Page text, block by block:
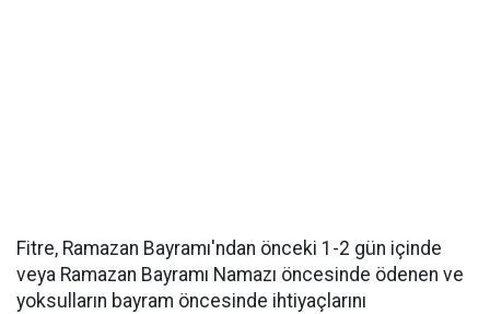
Fitre, Ramazan Bayramı'ndan önceki 1-2 gün içinde
veya Ramazan Bayramı Namazı öncesinde ödenen ve
yoksulların bayram öncesinde ihtiyaçlarını